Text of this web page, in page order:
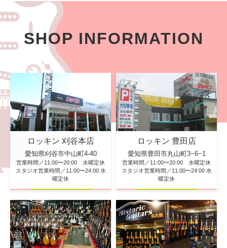
SHOP INFORMATION
ロッキン 刈谷本店
愛知県刈谷市中山町4-40
営業時間／11:00〜20:00 水曜定休
スタジオ営業時間／11:00〜24:00 水
曜定休
ロッキン 豊田店
愛知県豊田市丸山町3−6−1
営業時間／11:00〜20:00 水曜定休
スタジオ営業時間／11:00〜24:00 水
曜定休